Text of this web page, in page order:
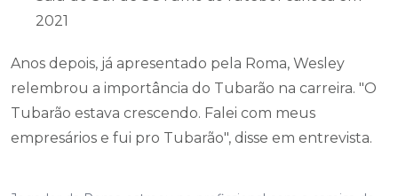
2021
Anos depois, já apresentado pela Roma, Wesley
relembrou a importância do Tubarão na carreira. "O
Tubarão estava crescendo. Falei com meus
empresários e fui pro Tubarão", disse em entrevista.